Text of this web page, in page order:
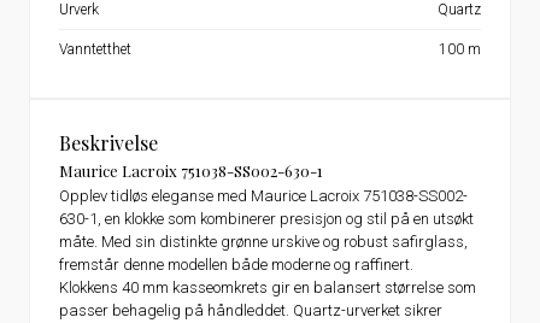
Beskrivelse
Maurice Lacroix 751038-SS002-630-1
Opplev tidløs eleganse med Maurice Lacroix 751038-SS002-
630-1, en klokke som kombinerer presisjon og stil på en utsøkt
måte. Med sin distinkte grønne urskive og robust safirglass,
fremstår denne modellen både moderne og raffinert.
Klokkens 40 mm kasseomkrets gir en balansert størrelse som
passer behagelig på håndleddet. Quartz-urverket sikrer
Urverk Quartz
Vanntetthet 100 m